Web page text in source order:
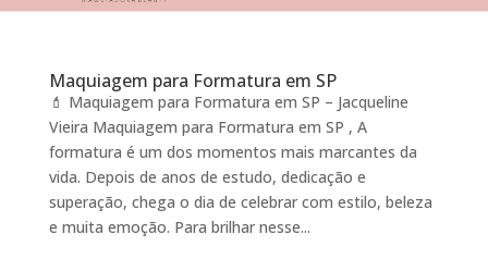
Maquiagem para Formatura em SP
💄 Maquiagem para Formatura em SP – Jacqueline
Vieira Maquiagem para Formatura em SP , A
formatura é um dos momentos mais marcantes da
vida. Depois de anos de estudo, dedicação e
superação, chega o dia de celebrar com estilo, beleza
e muita emoção. Para brilhar nesse...